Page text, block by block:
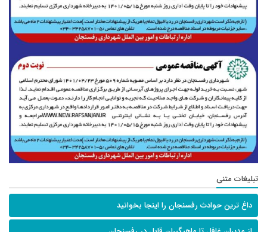
تبلیغات متنی
داغ ترین حوادث رفسنجان را اینجا بخوانید